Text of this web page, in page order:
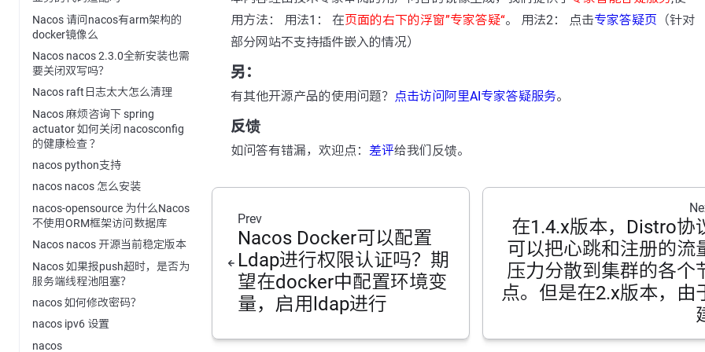
Nacos 请问nacos有arm架构的
docker镜像么
Nacos nacos 2.3.0全新安装也需
要关闭双写吗？
Nacos raft日志太大怎么清理
Nacos 麻烦咨询下 spring
actuator 如何关闭 nacosconfig
的健康检查 ？
nacos python支持
nacos nacos 怎么安装
nacos-opensource 为什么Nacos
不使用ORM框架访问数据库
Nacos nacos 开源当前稳定版本
Nacos 如果报push超时，是否为
服务端线程池阻塞？
nacos 如何修改密码？
nacos ipv6 设置
nacos
用方法： 用法1： 在页面的右下的浮窗”专家答疑“。 用法2： 点击专家答疑页 （针对
部分网站不支持插件嵌入的情况）
另：
有其他开源产品的使用问题？ 点击访问阿里AI专家答疑服务。
反馈
如问答有错漏，欢迎点： 差评给我们反馈。
Prev
Nacos Docker可以配置
Ldap进行权限认证吗？期
望在docker中配置环境变
量，启用ldap进行
在1.4.x版本，Distro协
可以把心跳和注册的流
压力分散到集群的各个
点。但是在2.x版本，由